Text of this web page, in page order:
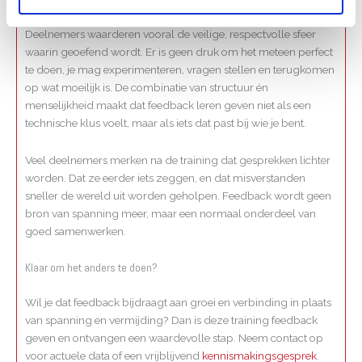
Deelnemers waarderen vooral de veilige, respectvolle sfeer
waarin geoefend wordt. Er is geen druk om het meteen perfect
te doen, je mag experimenteren, vragen stellen en terugkomen
op wat moeilijk is. De combinatie van structuur én
menselijkheid maakt dat feedback leren geven niet als een
technische klus voelt, maar als iets dat past bij wie je bent.
Veel deelnemers merken na de training dat gesprekken lichter
worden. Dat ze eerder iets zeggen, en dat misverstanden
sneller de wereld uit worden geholpen. Feedback wordt geen
bron van spanning meer, maar een normaal onderdeel van
goed samenwerken.
Klaar om het anders te doen?
Wil je dat feedback bijdraagt aan groei en verbinding in plaats
van spanning en vermijding? Dan is deze training feedback
geven en ontvangen een waardevolle stap. Neem contact op
voor actuele data of een vrijblijvend kennismakingsgesprek.